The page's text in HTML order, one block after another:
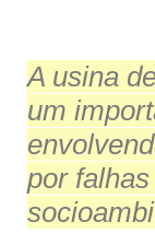
s
A
p
p
e
b
o
o
k
A usina
um
por